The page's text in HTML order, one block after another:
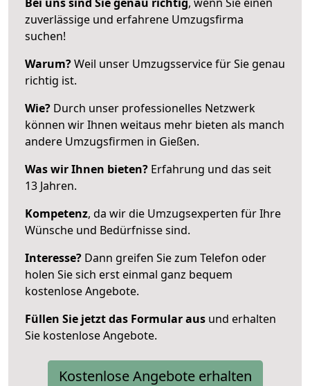
zuverlässige und erfahrene Umzugsfirma
suchen!
Warum?Weil unser Umzugsservice für Sie genau
richtig ist.
Wie? Durch unser professionelles Netzwerk
können wir Ihnen weitaus mehr bieten als manch
andere Umzugsfirmen in Gießen.
Was wir Ihnen bieten? Erfahrung und das seit
13 Jahren.
Kompetenz, da wir die Umzugsexperten für Ihre
Wünsche und Bedürfnisse sind.
Interesse? Dann greifen Sie zum Telefon oder
holen Sie sich erst einmal ganz bequem
kostenlose Angebote.
Füllen Sie jetzt das Formular aus und erhalten
Sie kostenlose Angebote.
Kostenlose Angebote erhalten